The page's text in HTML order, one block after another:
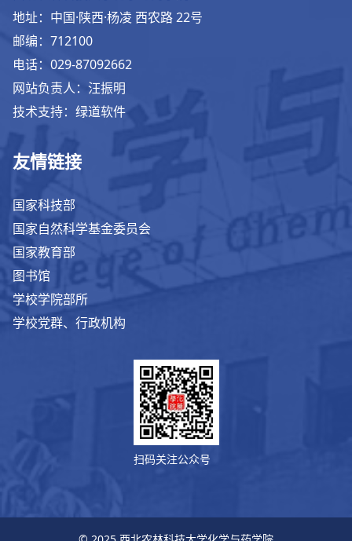
地址：中国·陕西·杨凌 西农路 22号
邮编：712100
电话：029-87092662
网站负责人：汪振明
技术支持：绿道软件
友情链接
国家科技部
国家自然科学基金委员会
国家教育部
图书馆
学校学院部所
学校党群、行政机构
扫码关注公众号